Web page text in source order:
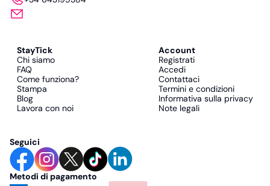
StayTick
Chi siamo
FAQ
Come funziona?
Stampa
Blog
Lavora con noi
Account
Registrati
Accedi
Contattaci
Termini e condizioni
Informativa sulla privacy
Note legali
Seguici
Metodi di pagamento